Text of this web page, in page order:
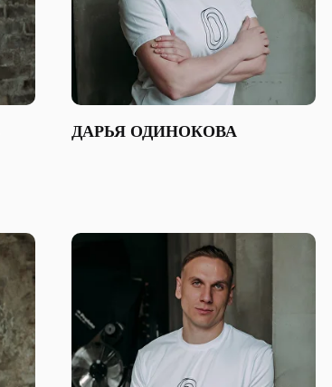
ДАРЬЯ ОДИНОКОВА